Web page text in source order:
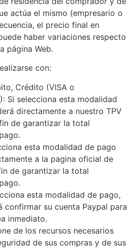
actúa el mismo (empresario o
el precio final en
haber variaciones respecto
página Web.
con:
Crédito (VISA o
Si selecciona esta modalidad
directamente a nuestro TPV
de garantizar la total
esta modalidad de pago
a la pagina oficial de
de garantizar la total
esta modalidad de pago,
confirmar su cuenta Paypal para
inmediato.
de los recursos necesarios
de sus compras y de sus